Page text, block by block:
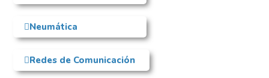
Neumática
Redes de Comunicación